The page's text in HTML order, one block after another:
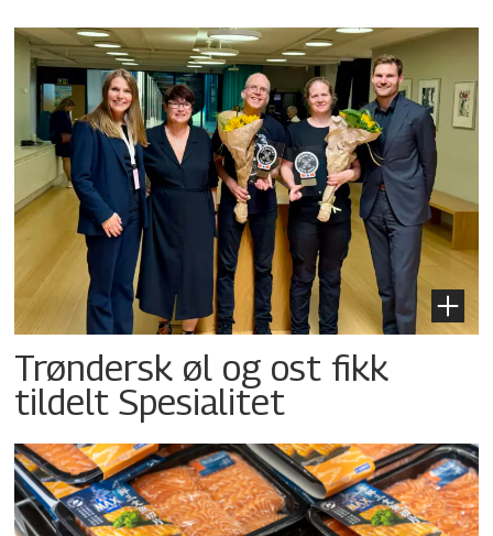
Trøndersk øl og ost fikk
tildelt Spesialitet